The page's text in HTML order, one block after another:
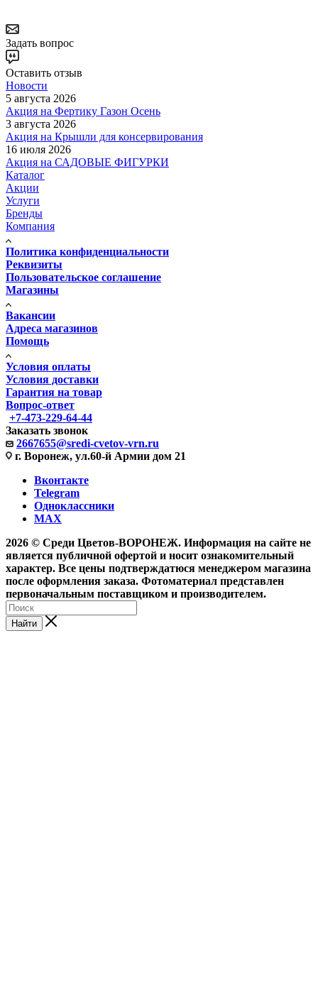
Задать вопрос
Оставить отзыв
Новости
5 августа 2026
Акция на Фертику Газон Осень
3 августа 2026
Акция на Крышли для консервирования
16 июля 2026
Акция на САДОВЫЕ ФИГУРКИ
Каталог
Акции
Услуги
Бренды
Компания
Политика конфиденциальности
Реквизиты
Пользовательское соглашение
Магазины
Вакансии
Адреса магазинов
Помощь
Условия оплаты
Условия доставки
Гарантия на товар
Вопрос-ответ
+7-473-229-64-44
Заказать звонок
2667655@sredi-cvetov-vrn.ru
г. Воронеж, ул.60-й Армии дом 21
Вконтакте
Telegram
Одноклассники
MAX
2026 © Среди Цветов-ВОРОНЕЖ. Информация на сайте не
является публичной офертой и носит ознакомительный
характер. Все цены подтверждатюся менеджером магазина
после оформления заказа. Фотоматериал представлен
первоначальным поставщиком и производителем.
Найти